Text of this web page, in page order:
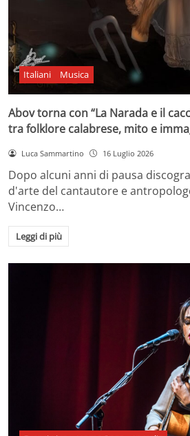
Italiani Musica
Abov torna con “La Narada e il
tra folklore calabrese, mito e
Luca Sammartino 16 Luglio 2026
Dopo alcuni anni di pausa
d'arte del cantautore e
Vincenzo…
Leggi di più